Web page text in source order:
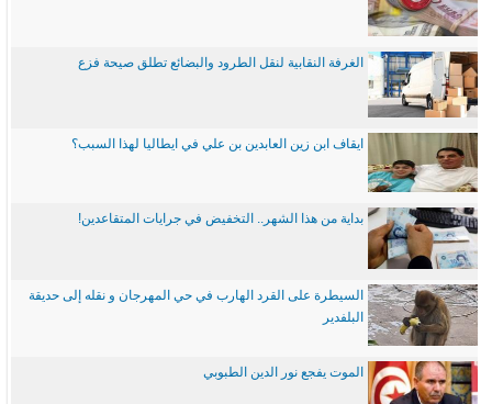
الغرفة النقابية لنقل الطرود والبضائع تطلق صيحة فزع
ايقاف ابن زين العابدين بن علي في ايطاليا لهذا السبب؟
بداية من هذا الشهر.. التخفيض في جرايات المتقاعدين!
السيطرة على القرد الهارب في حي المهرجان و نقله إلى حديقة
البلفدير
الموت يفجع نور الدين الطبوبي